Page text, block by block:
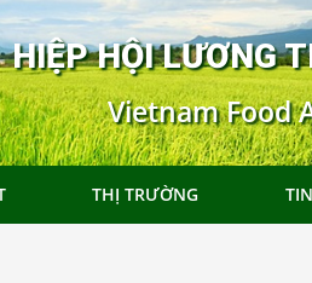
HIỆP HỘI LƯƠNG
Vietnam Food
THỊ TRƯỜNG